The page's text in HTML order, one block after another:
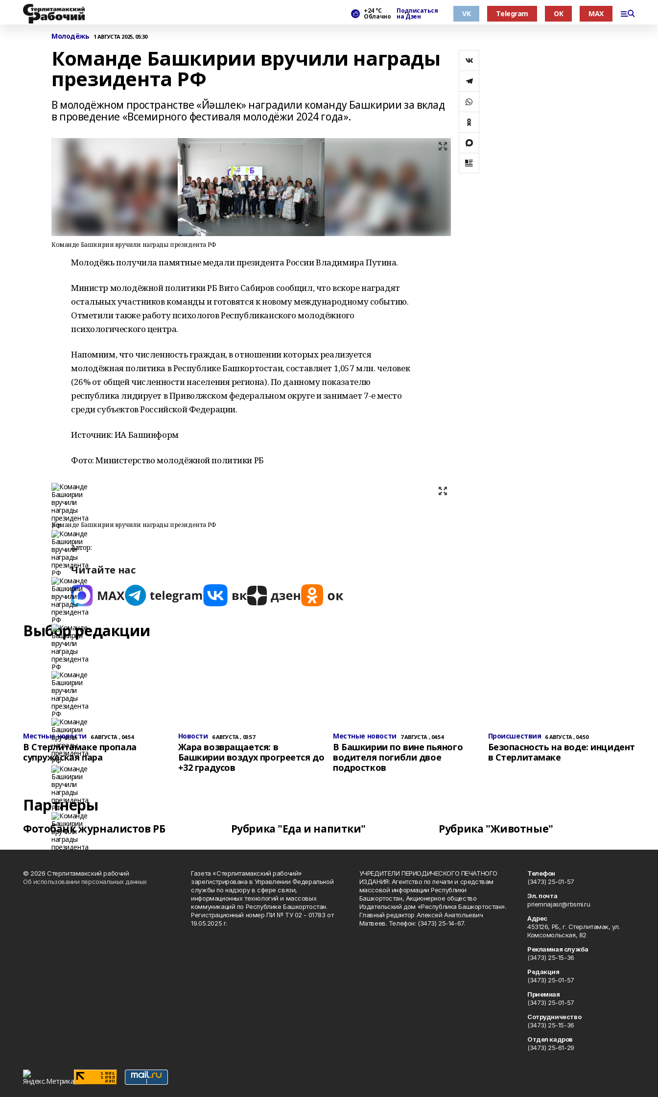
+24 °С
Облачно
Подписаться
на Дзен VK Telegram OK MAX
Молодёжь 1 АВГУСТА 2025, 05:30
Команде Башкирии вручили награды
президента РФ
В молодёжном пространстве «Йәшлек» наградили команду Башкирии за вклад
в проведение «Всемирного фестиваля молодёжи 2024 года».
Команде Башкирии вручили награды президента РФ
Молодёжь получила памятные медали президента России Владимира Путина.
Министр молодёжной политики РБ Вито Сабиров сообщил, что вскоре наградят
остальных участников команды и готовятся к новому международному событию.
Отметили также работу психологов Республиканского молодёжного
психологического центра.
Напомним, что численность граждан, в отношении которых реализуется
молодёжная политика в Республике Башкортостан, составляет 1,057 млн. человек
(26% от общей численности населения региона). По данному показателю
республика лидирует в Приволжском федеральном округе и занимает 7-е место
среди субъектов Российской Федерации.
Источник: ИА Башинформ
Фото: Министерство молодёжной политики РБ
Команде Башкирии вручили награды президента РФ
Автор:
Читайте нас
Выбор редакции
Местные новости 6 АВГУСТА , 04:54
В Стерлитамаке пропала
супружеская пара
Новости 6 АВГУСТА , 03:57
Жара возвращается: в
Башкирии воздух прогреется до
+32 градусов
Местные новости 7 АВГУСТА , 04:54
В Башкирии по вине пьяного
водителя погибли двое
подростков
Происшествия 6 АВГУСТА , 04:50
Безопасность на воде: инцидент
в Стерлитамаке
Партнеры
Фотобанк журналистов РБ Рубрика "Еда и напитки" Рубрика "Животные"
© 2026 Стерлитамакский рабочий
Об использовании персональных данных
Газета «Стерлитамакский рабочий»
зарегистрирована в Управлении Федеральной
службы по надзору в сфере связи,
информационных технологий и массовых
коммуникаций по Республике Башкортостан.
Регистрационный номер ПИ № ТУ 02 - 01783 от
19.05.2025 г.
УЧРЕДИТЕЛИ ПЕРИОДИЧЕСКОГО ПЕЧАТНОГО
ИЗДАНИЯ: Агентство по печати и средствам
массовой информации Республики
Башкортостан, Акционерное общество
Издательский дом «Республика Башкортостан».
Главный редактор Алексей Анатольевич
Матвеев. Телефон: (3473) 25-14-67.
Телефон
(3473) 25-01-57
Эл. почта
priemnajasr@rbsmi.ru
Адрес
453126, РБ, г. Стерлитамак, ул.
Комсомольская, 82
Рекламная служба
(3473) 25-15-36
Редакция
(3473) 25-01-57
Приемная
(3473) 25-01-57
Сотрудничество
(3473) 25-15-36
Отдел кадров
(3473) 25-61-29